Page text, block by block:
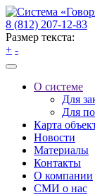
8 (812) 207-12-83
Размер текста:
+ -
О системе
Для
Для
Карта
Новости
Материалы
Контакты
О компании
СМИ о нас